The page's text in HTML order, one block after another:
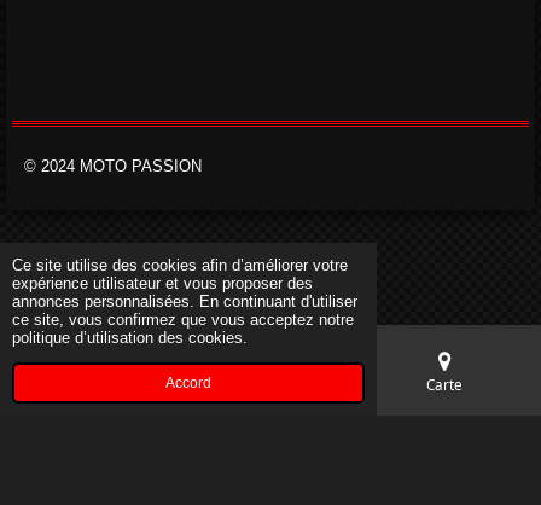
Ce site utilise des cookies afin d’améliorer votre
expérience utilisateur et vous proposer des
annonces personnalisées. En continuant d'utiliser
ce site, vous confirmez que vous acceptez notre
politique d’utilisation des cookies.
Accord
© 2024 MOTO PASSION
Carte